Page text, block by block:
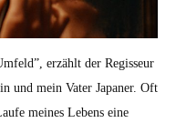
erzählt der Regis­seur
und mein Vater Japan­er. Oft
meines Lebens eine